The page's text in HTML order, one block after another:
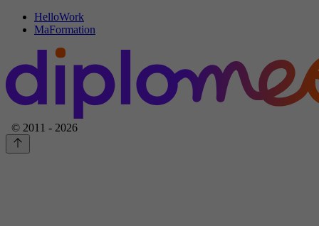
HelloWork
MaFormation
© 2011 - 2026